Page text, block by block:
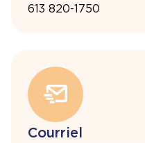
613 820-1750
Courriel